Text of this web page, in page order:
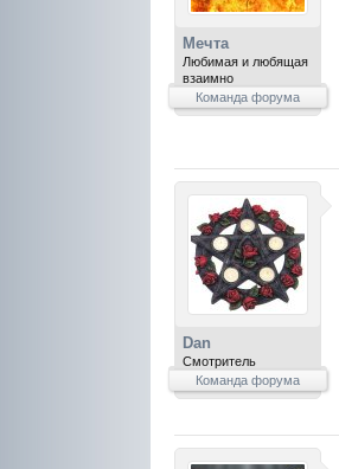
Мечта
Любимая и любящая
взаимно
Команда форума
Dan
Смотритель
Команда форума